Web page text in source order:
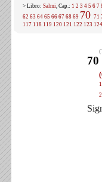
> Libro: Salmi, Cap.: 1 2 3 4 5 6 7
62 63 64 65 66 67 68 69 70 71
117 118 119 120 121 122 123 124
70
1
2